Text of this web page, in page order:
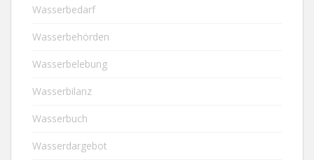
Wasserbedarf
Wasserbehörden
Wasserbelebung
Wasserbilanz
Wasserbuch
Wasserdargebot